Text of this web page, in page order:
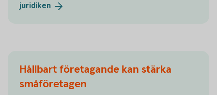
juridiken
Hållbart företagande kan stärka
småföretagen